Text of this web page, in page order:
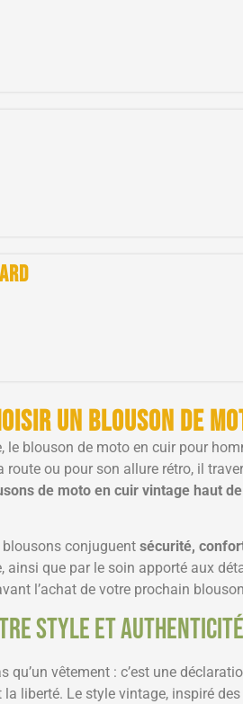
un blouson de
le blouson de moto en cuir pour
ou pour son allure rétro, il
de moto en cuir vintage haut
conjuguent sécurité,
que par le soin apporté aux
l’achat de votre prochain
style et authenticité
qu’un vêtement : c’est une
liberté. Le style vintage, inspiré